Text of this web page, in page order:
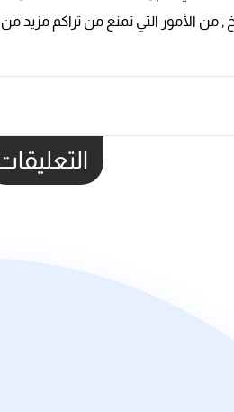
, من الأمور التي تمنع من تراكم مزيد